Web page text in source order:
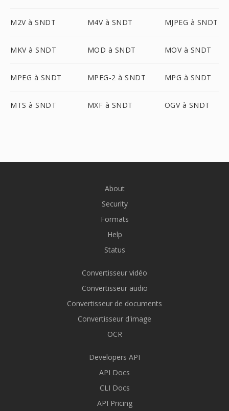
M2V à SNDT M4V à SNDT MJPEG à SNDT
MKV à SNDT MOD à SNDT MOV à SNDT
MPEG à SNDT MPEG-2 à SNDT MPG à SNDT
MTS à SNDT MXF à SNDT OGV à SNDT
About
Security
Formats
Help
Status
Convertisseur vidéo
Convertisseur audio
Convertisseur de documents
Convertisseur d'image
OCR
Developers API
API Docs
CLI Docs
API Pricing